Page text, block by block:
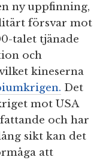
ny uppfinning,
försvar mot
talet tjänade
och
kineserna
Det
mot USA
och har
sikt kan det
att